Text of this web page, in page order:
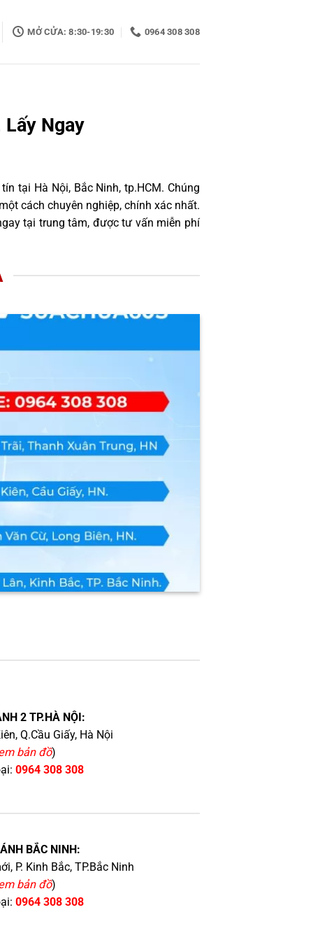
MỞ CỬA: 8:30-19:30 0964 308 308
Lấy Ngay
tại Hà Nội, Bắc Ninh, tp.HCM. Chúng
cách chuyên nghiệp, chính xác nhất.
tại trung tâm, được tư vấn miễn phí
2 TP.HÀ NỘI:
Q.Cầu Giấy, Hà Nội
bản đồ)
0964 308 308
BẮC NINH:
P. Kinh Bắc, TP.Bắc Ninh
bản đồ)
0964 308 308